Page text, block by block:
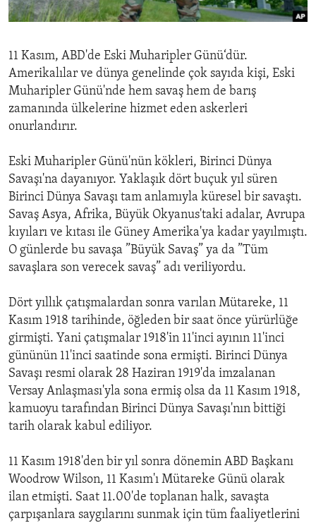
ENVIRONMENT AND HEALTH
11 Kasım, ABD'de Eski Muharipler Günü‘dür.
Amerikalılar ve dünya genelinde çok sayıda kişi, Eski
Muharipler Günü'nde hem savaş hem de barış
zamanında ülkelerine hizmet eden askerleri
onurlandırır.
Eski Muharipler Günü'nün kökleri, Birinci Dünya
Savaşı'na dayanıyor. Yaklaşık dört buçuk yıl süren
Birinci Dünya Savaşı tam anlamıyla küresel bir savaştı.
Savaş Asya, Afrika, Büyük Okyanus'taki adalar, Avrupa
kıyıları ve kıtası ile Güney Amerika'ya kadar yayılmıştı.
O günlerde bu savaşa ”Büyük Savaş” ya da ”Tüm
savaşlara son verecek savaş” adı veriliyordu.
Dört yıllık çatışmalardan sonra varılan Mütareke, 11
Kasım 1918 tarihinde, öğleden bir saat önce yürürlüğe
girmişti. Yani çatışmalar 1918'in 11'inci ayının 11'inci
gününün 11'inci saatinde sona ermişti. Birinci Dünya
Savaşı resmi olarak 28 Haziran 1919'da imzalanan
Versay Anlaşması'yla sona ermiş olsa da 11 Kasım 1918,
kamuoyu tarafından Birinci Dünya Savaşı'nın bittiği
tarih olarak kabul ediliyor.
11 Kasım 1918'den bir yıl sonra dönemin ABD Başkanı
Woodrow Wilson, 11 Kasım'ı Mütareke Günü olarak
ilan etmişti. Saat 11.00'de toplanan halk, savaşta
çarpışanlara saygılarını sunmak için tüm faaliyetlerini